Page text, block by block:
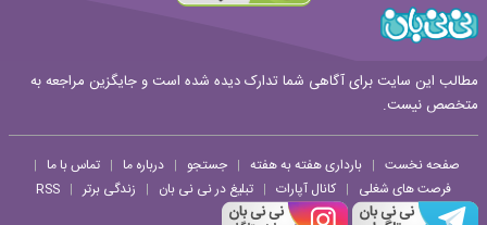
مطالب این سایت برای آگاهی شما تدارک دیده شده است و جایگزین مراجعه به
متخصص نیست.
صفحه نخست | بارداری هفته به هفته | جستجو | درباره ما | تماس با ما |
فرصت های شغلی | کانال آپارات | تبلیغ در نی نی بان | زندگی برتر |
RSS